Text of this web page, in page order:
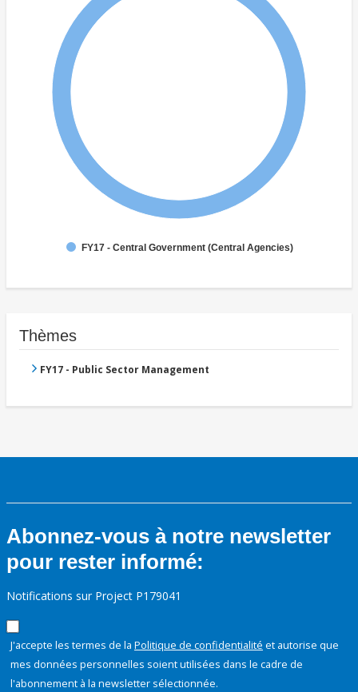
FY17 - Central Government (Central Agencies)
Thèmes
FY17 - Public Sector Management
Abonnez-vous à notre newsletter
pour rester informé:
Notifications sur Project P179041
J'accepte les termes de la Politique de confidentialité et autorise que
mes données personnelles soient utilisées dans le cadre de
l'abonnement à la newsletter sélectionnée.